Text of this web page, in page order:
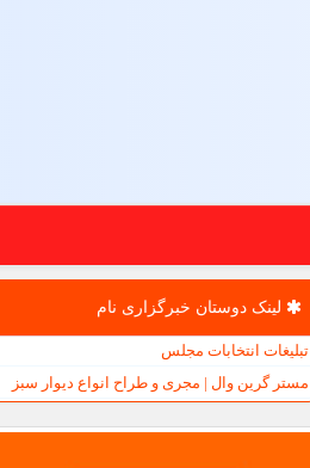
لینک دوستان خبرگزاری نام
تبلیغات انتخابات مجلس
مستر گرین وال | مجری و طراح انواع دیوار سبز